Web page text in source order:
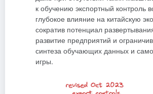
к обучению экспортный контроль
глубокое влияние на китайскую
сократив потенциал
развитие предприятий и
синтеза обучающих данных и
игры.